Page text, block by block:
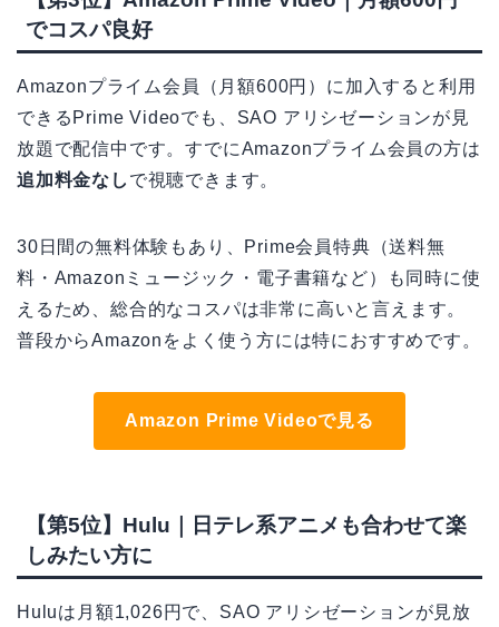
でコスパ良好
Amazonプライム会員（月額600円）に加入すると利用
できるPrime Videoでも、SAO アリシゼーションが見
放題で配信中です。すでにAmazonプライム会員の方は
追加料金なし で視聴できます。
30日間の無料体験もあり、Prime会員特典（送料無
料・Amazonミュージック・電子書籍など）も同時に使
えるため、総合的なコスパは非常に高いと言えます。
普段からAmazonをよく使う方には特におすすめです。
Amazon Prime Videoで見る
【第5位】Hulu｜日テレ系アニメも合わせて楽
しみたい方に
Huluは月額1,026円で、SAO アリシゼーションが見放